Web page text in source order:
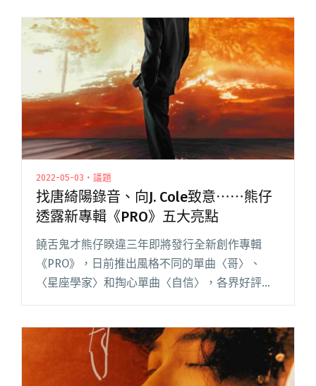
年度新人WADE DAO 邀兒時夥伴RGRY製作首張
EP"
2022-05-03・議題
找唐綺陽錄音、向J. Cole致意⋯⋯熊仔
透露新專輯《PRO》五大亮點
饒舌鬼才熊仔睽違三年即將發行全新創作專輯
《PRO》，日前推出風格不同的單曲〈哥〉、
〈星座學家〉和掏心單曲〈自信〉，各界好評不
索尼音樂舉辦「熊仔《PRO閱讀全文 "找唐綺陽錄
音、向J. Cole致意⋯⋯熊仔透露新專輯《PRO》